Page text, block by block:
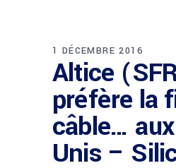
1 DÉCEMBRE 2016
Altice
préfère la
câble…
Unis –